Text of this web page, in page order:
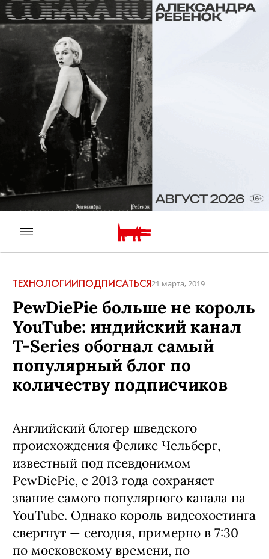
ТЕХНОЛОГИИПОДПИСАТЬСЯ21 марта, 2019
PewDiePie больше не король
YouTube: индийский канал
T-Series обогнал самый
популярный блог по
количеству подписчиков
Английский блогер шведского
происхождения Феликс Чельберг,
известный под псевдонимом
PewDiePie, с 2013 года сохраняет
звание самого популярного канала на
YouTube. Однако король видеохостинга
свергнут — сегодня, примерно в 7:30
по московскому времени, по